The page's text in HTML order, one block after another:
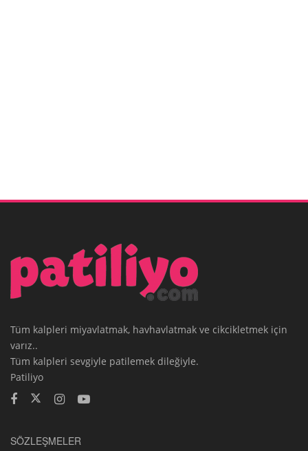
Tüm kalpleri miyavlatmak, havhavlatmak ve cikcikletmek için
varız..
Tüm kalpleri sevgiyle patilemek dileğiyle.
Patiliyo
SÖZLEŞMELER